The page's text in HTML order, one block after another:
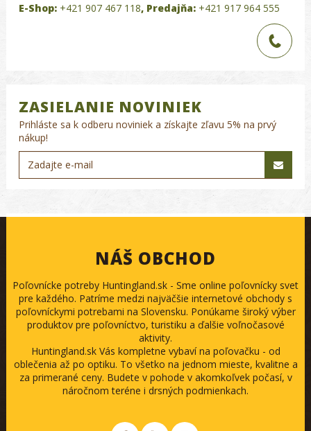
E-Shop: +421 907 467 118, Predajňa: +421 917 964 555
ZASIELANIE NOVINIEK
Prihláste sa k odberu noviniek a získajte zľavu 5% na prvý
nákup!
NÁŠ OBCHOD
Poľovnícke potreby Huntingland.sk - Sme online poľovnícky svet
pre každého. Patríme medzi najväčšie internetové obchody s
poľovníckymi potrebami na Slovensku. Ponúkame široký výber
produktov pre poľovníctvo, turistiku a ďalšie voľnočasové
aktivity.
Huntingland.sk Vás kompletne vybaví na poľovačku - od
oblečenia až po optiku. To všetko na jednom mieste, kvalitne a
za primerané ceny. Budete v pohode v akomkoľvek počasí, v
náročnom teréne i drsných podmienkach.